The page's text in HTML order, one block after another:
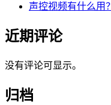
声控视频有什么用？
近期评论
没有评论可显示。
归档